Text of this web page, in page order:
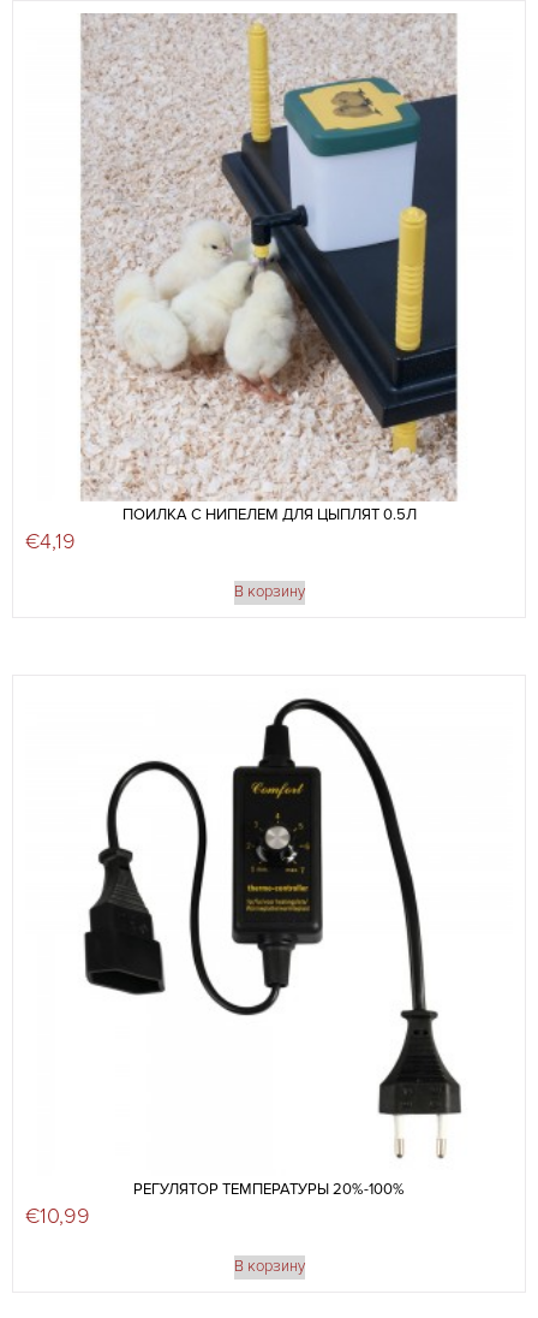
ПОИЛКА С НИПЕЛЕМ ДЛЯ ЦЫПЛЯТ 0.5Л
€4,19
В корзину
РЕГУЛЯТОР ТЕМПЕРАТУРЫ 20%-100%
€10,99
В корзину